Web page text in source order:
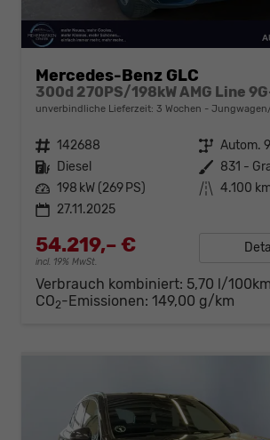
Mercedes-Benz GLC
unverbindliche Lieferzeit: 3 Wochen
Fahrzeugnr. 142688 Getriebe Autom.
Kraftstoff Diesel Außenfarbe
Leistung 198 kW (269 PS) Kilometerstand 4.100
27.11.2025
54.219,– €
incl. 19% MwSt.
Verbrauch kombiniert: 5,70 l/100km
CO2-Emissionen: 149,00 g/km